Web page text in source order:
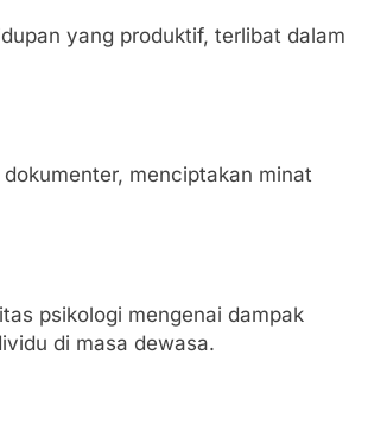
yang produktif, terlibat dalam
menciptakan minat
psikologi mengenai dampak
di masa dewasa.